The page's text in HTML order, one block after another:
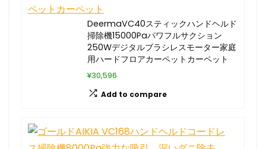
DeermaVC40スティックハンドヘルド
掃除機15000Paパワフルサクション
250Wデジタルブラシレスモーター家庭
用ハードフロアカーペットカーペット
¥30,596
Add to compare